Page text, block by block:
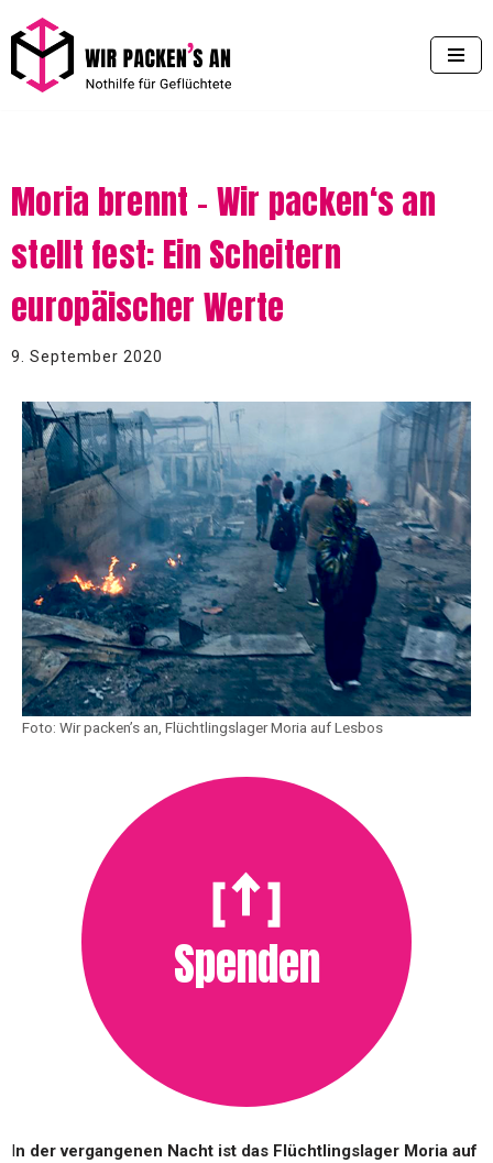
Zum
Inhalt
Moria brennt – Wir packen‘s an
stellt fest: Ein Scheitern
europäischer Werte
9. September 2020
Foto: Wir packen’s an, Flüchtlingslager Moria auf Lesbos
Spenden
In der vergangenen Nacht ist das Flüchtlingslager Moria auf